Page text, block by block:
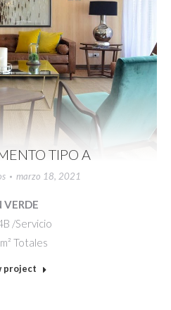
TIPO A
marzo 18, 2021
VERDE
/Servicio
Totales
project